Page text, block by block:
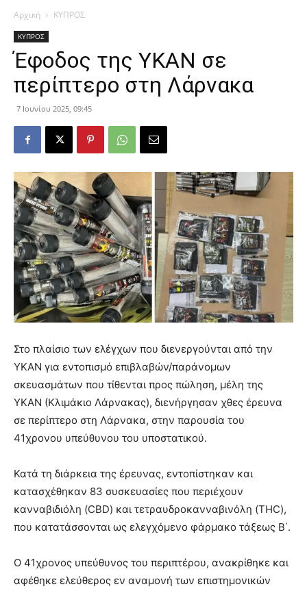
Αρχική ΚΥΠΡΟΣ
ΚΥΠΡΟΣ
Έφοδος της ΥΚΑΝ σε
περίπτερο στη Λάρνακα
7 Ιουνίου 2025, 09:45
Στο πλαίσιο των ελέγχων που διενεργούνται από την
ΥΚΑΝ για εντοπισμό επιβλαβών/παράνομων
σκευασμάτων που τίθενται προς πώληση, μέλη της
ΥΚΑΝ (Κλιμάκιο Λάρνακας), διενήργησαν χθες έρευνα
σε περίπτερο στη Λάρνακα, στην παρουσία του
41χρονου υπεύθυνου του υποστατικού.
Κατά τη διάρκεια της έρευνας, εντοπίστηκαν και
κατασχέθηκαν 83 συσκευασίες που περιέχουν
κανναβιδιόλη (CBD) και τετραυδροκανναβινόλη (THC),
που κατατάσσονται ως ελεγχόμενο φάρμακο τάξεως Β΄.
Ο 41χρονος υπεύθυνος του περιπτέρου, ανακρίθηκε και
αφέθηκε ελεύθερος εν αναμονή των επιστημονικών